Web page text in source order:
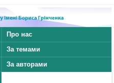
Про нас
За темами
За авторами